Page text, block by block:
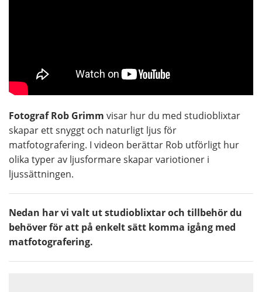
Fotograf Rob Grimm visar hur du med studioblixtar
skapar ett snyggt och naturligt ljus för
matfotografering. I videon berättar Rob utförligt hur
olika typer av ljusformare skapar variotioner i
ljussättningen.
Nedan har vi valt ut studioblixtar och tillbehör du
behöver för att på enkelt sätt komma igång med
matfotografering.